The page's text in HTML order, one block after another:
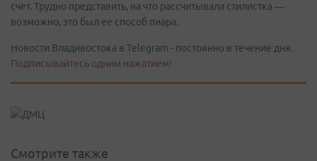
счет. Трудно представить, на что рассчитывала стилистка —
возможно, это был ее способ пиара.
Новости Владивостока в Telegram - постоянно в течение дня.
Подписывайтесь одним нажатием!
Смотрите также